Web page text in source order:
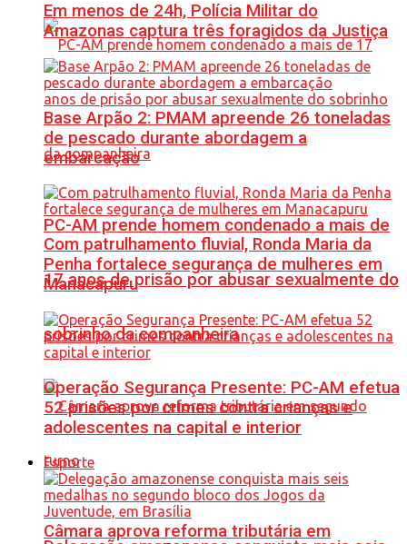
PC-AM prende homem condenado a mais de
17 anos de prisão por abusar sexualmente do
sobrinho da companheira
Câmara aprova reforma tributária em
Em menos de 24h, Polícia Militar do
Amazonas captura três foragidos da Justiça
Base Arpão 2: PMAM apreende 26 toneladas
de pescado durante abordagem a
embarcação
Com patrulhamento fluvial, Ronda Maria da
Penha fortalece segurança de mulheres em
Manacapuru
Operação Segurança Presente: PC-AM efetua
52 prisões por crimes contra crianças e
adolescentes na capital e interior
Esporte